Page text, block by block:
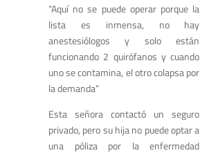
“Aquí no se puede operar porque la
lista es inmensa, no hay
anestesiólogos y solo están
funcionando 2 quirófanos y cuando
uno se contamina, el otro colapsa por
la demanda”
Esta señora contactó un seguro
privado, pero su hija no puede optar a
una póliza por la enfermedad